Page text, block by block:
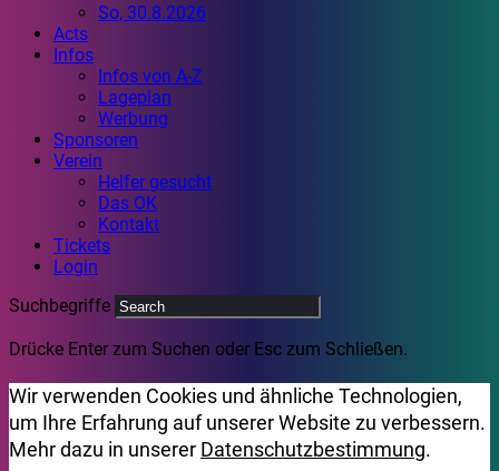
So, 30.8.2026
Acts
Infos
Infos von A-Z
Lageplan
Werbung
Sponsoren
Verein
Helfer gesucht
Das OK
Kontakt
Tickets
Login
Suchbegriffe
Drücke Enter zum Suchen oder Esc zum Schließen.
Wir verwenden Cookies und ähnliche Technologien,
um Ihre Erfahrung auf unserer Website zu verbessern.
Mehr dazu in unserer Datenschutzbestimmung.